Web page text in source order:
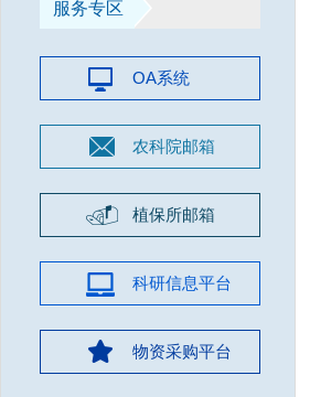
服务专区
OA系统
农科院邮箱
植保所邮箱
科研信息平台
物资采购平台